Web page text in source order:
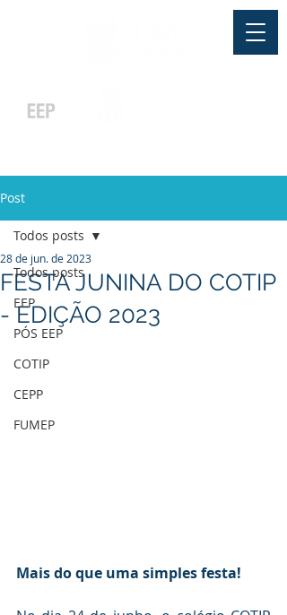
Post
Todos posts
EEP
PÓS EEP
COTIP
CEPP
FUMEP
Todos posts
FESTA JUNINA DO COTIP
- EDIÇÃO 2023
28 de jun. de 2023
Mais do que uma simples festa!